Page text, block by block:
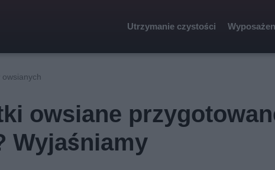
Utrzymanie czystości
owsianych
owsiane
Wyjaśniamy